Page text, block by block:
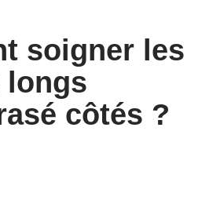
soigner les
longs
côtés ?